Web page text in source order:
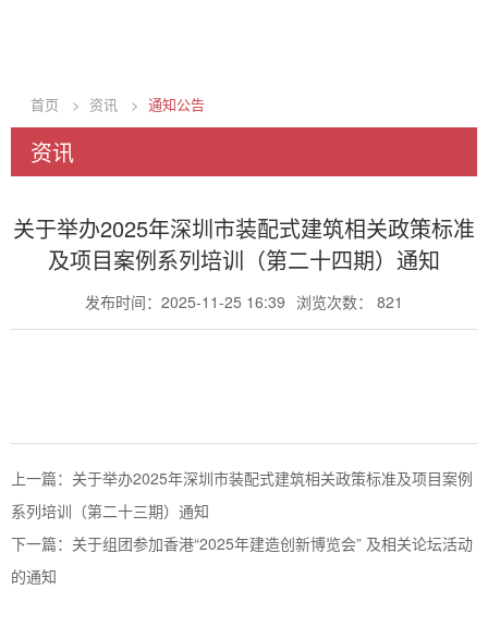
首页 > 资讯 > 通知公告
资讯
关于举办2025年深圳市装配式建筑相关政策标准
及项目案例系列培训（第二十四期）通知
发布时间：2025-11-25 16:39 浏览次数： 821
上一篇： 关于举办2025年深圳市装配式建筑相关政策标准及项目案例
系列培训（第二十三期）通知
下一篇： 关于组团参加香港“2025年建造创新博览会” 及相关论坛活动
的通知